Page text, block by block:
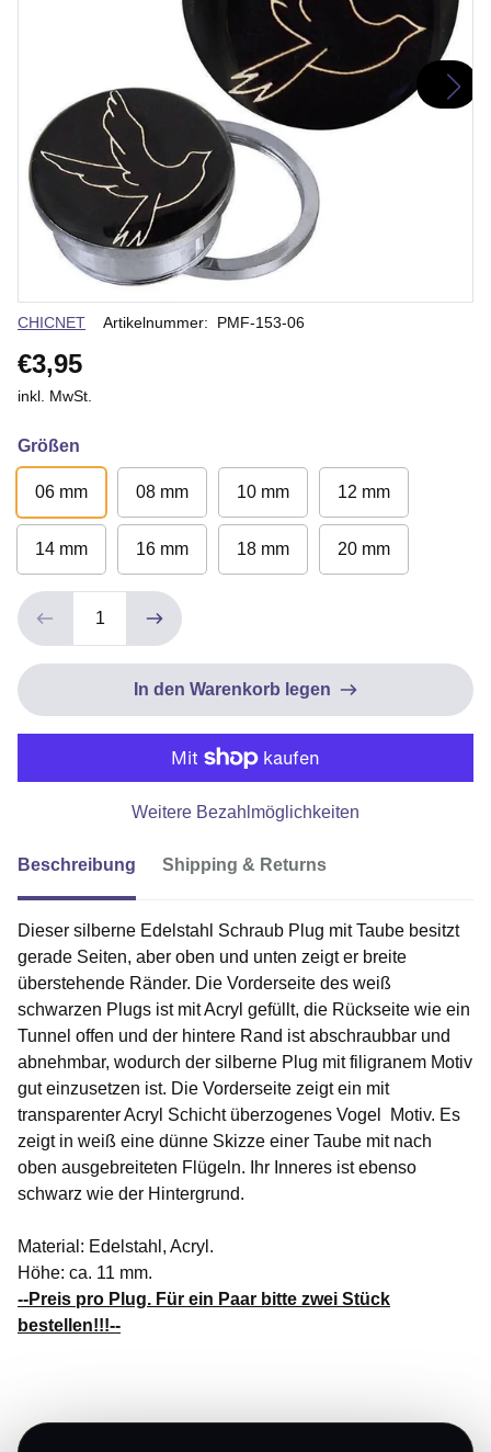
Verkäuferin
CHICNET Artikelnummer: PMF-153-06
€3,95
inkl. MwSt.
Größen
06 mm 08 mm 10 mm 12 mm
14 mm 16 mm 18 mm 20 mm
In den Warenkorb legen
Weitere Bezahlmöglichkeiten
Beschreibung Shipping & Returns
Dieser silberne Edelstahl Schraub Plug mit Taube besitzt
gerade Seiten, aber oben und unten zeigt er breite
überstehende Ränder. Die Vorderseite des weiß
schwarzen Plugs ist mit Acryl gefüllt, die Rückseite wie ein
Tunnel offen und der hintere Rand ist abschraubbar und
abnehmbar, wodurch der silberne Plug mit filigranem Motiv
gut einzusetzen ist. Die Vorderseite zeigt ein mit
transparenter Acryl Schicht überzogenes Vogel Motiv. Es
zeigt in weiß eine dünne Skizze einer Taube mit nach
oben ausgebreiteten Flügeln. Ihr Inneres ist ebenso
schwarz wie der Hintergrund.
Material: Edelstahl, Acryl.
Höhe: ca. 11 mm.
--Preis pro Plug. Für ein Paar bitte zwei Stück
bestellen!!!--